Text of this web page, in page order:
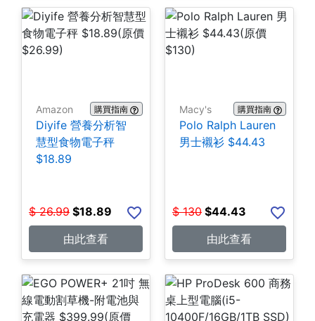
Amazon 購買指南
Diyife 營養分析智
慧型食物電子秤
$18.89
$ 26.99 $18.89
由此查看
Macy's 購買指南
Polo Ralph Lauren
男士襯衫 $44.43
$ 130 $44.43
由此查看